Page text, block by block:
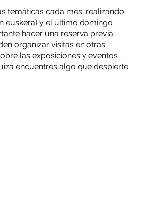
temáticas cada mes, realizando
euskera) y el último domingo
hacer una reserva previa
organizar visitas en otras
las exposiciones y eventos
encuentres algo que despierte